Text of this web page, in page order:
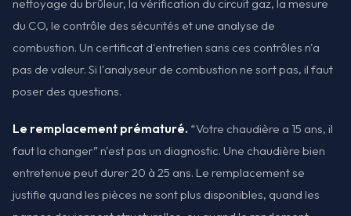
nettoyage du brûleur, la vérification du circuit gaz, la mesure
du CO, le contrôle des sécurités et une analyse de
combustion. Un certificat d'entretien sans ces contrôles n'a
pas de valeur. Si l'analyseur de combustion ne sort pas, il faut
poser des questions.
Le remplacement prématuré. “Votre chaudière a 15 ans, il
faut la changer” n'est pas un diagnostic. Une chaudière bien
entretenue peut durer 20 à 25 ans. Le remplacement se
justifie quand les pièces ne sont plus disponibles, quand les